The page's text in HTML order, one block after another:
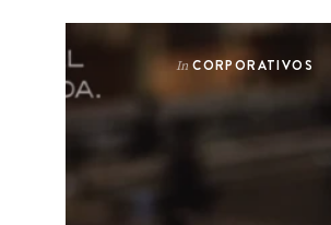
In CORPORATIVOS